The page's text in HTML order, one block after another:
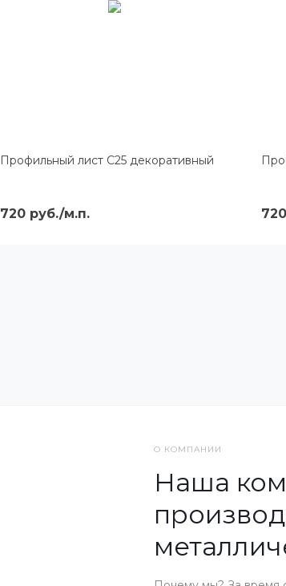
Профильный лист С25 декоративный
720 руб./м.п.
О КОМПАНИИ
Наша